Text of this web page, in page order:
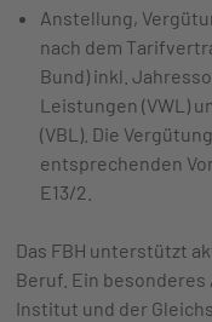
Anstellung,
nach dem
Bund) inkl.
Leistungen (VWL)
(VBL). Die
entsprechenden
E13/2.
Das FBH unterstützt
Beruf. Ein
Institut und der